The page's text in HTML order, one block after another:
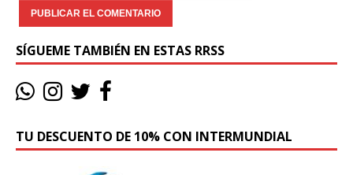
SÍGUEME TAMBIÉN EN ESTAS RRSS
TU DESCUENTO DE 10% CON INTERMUNDIAL